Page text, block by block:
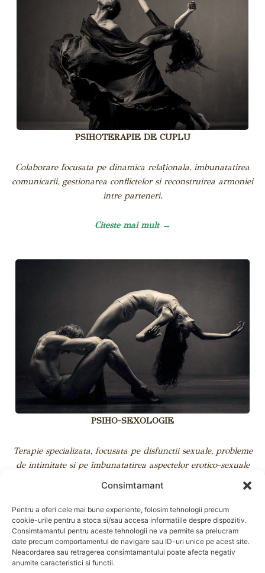
Consimtamant
Pentru a oferi cele mai bune experiente, folosim tehnologii precum
cookie-urile pentru a stoca si/sau accesa informatiile despre dispozitiv.
Consimtamantul pentru aceste tehnologii ne va permite sa prelucram
date precum comportamentul de navigare sau ID-uri unice pe acest site.
Neacordarea sau retragerea consimtamantului poate afecta negativ
anumite caracteristici si functii.
PSIHOTERAPIE DE CUPLU
Colaborare focusata pe dinamica relaționala, imbunatatirea
comunicarii, gestionarea conflictelor si reconstruirea armoniei
intre parteneri.
Citeste mai mult →
PSIHO-SEXOLOGIE
Terapie specializata, focusata pe disfunctii sexuale, probleme
de intimitate si pe îmbunatatirea aspectelor erotico-sexuale
Citeste mai mult →